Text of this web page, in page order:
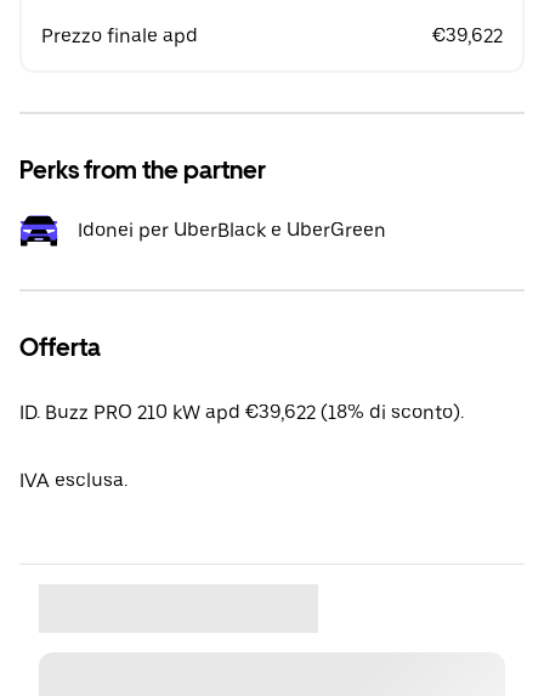
Prezzo finale apd €39,622
Perks from the partner
Idonei per UberBlack e UberGreen
Offerta
ID. Buzz PRO 210 kW apd €39,622 (18% di sconto).
IVA esclusa.